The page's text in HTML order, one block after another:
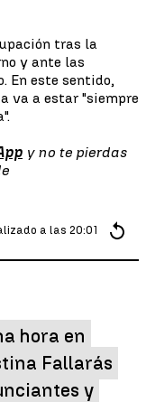
tras la
y ante las
En este sentido,
va a estar "siempre
y no te pierdas
a las 20:01
hora en
Fallarás
y